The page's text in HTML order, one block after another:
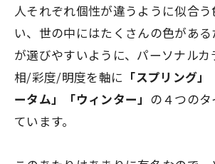
人それぞれ個性が違うように似合
い、世の中にはたくさんの色があ
が選びやすいように、パーソナルカ
相/彩度/明度を軸に 「スプリング
ータム」「ウィンター」 の４つの
ています。